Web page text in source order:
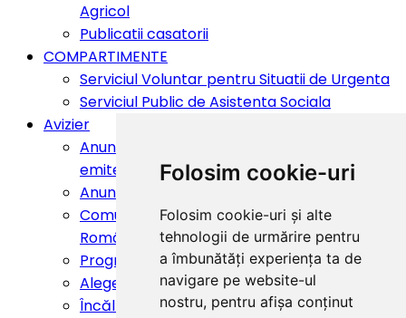
Folosim cookie-uri
Folosim cookie-uri și alte
tehnologii de urmărire pentru
a îmbunătăți experiența ta de
navigare pe website-ul
nostru, pentru afișa conținut
Agricol
Publicatii casatorii
COMPARTIMENTE
Serviciul Voluntar pentru Situatii de Urgenta
Serviciul Public de Asistenta Sociala
Avizier
Anunt public privind depunerea solicitarii de
emitere a acordului de mediu
Anunturi si comunicate
Comunicat de presă „PNRR: Fonduri pentru
România modernă și reformată!”
Programul National "Masa Sanatoasa"
Alegeri Prezidentiale 2025
Încălzire globală vs schimbări climatice!